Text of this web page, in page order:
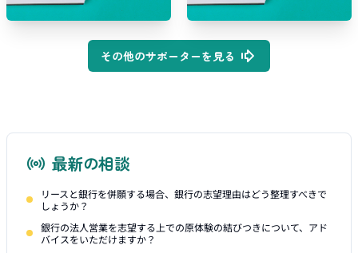
その他のサポーターを見る
最新の相談
リースと銀行を併願する場合、銀行の志望理由はどう整理すべきで
しょうか？
銀行の法人営業を志望する上での原体験の結びつきについて、アド
バイスをいただけますか？